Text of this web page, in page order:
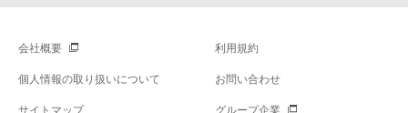
会社概要 利用規約
個人情報の取り扱いについて お問い合わせ
サイトマップ グループ企業